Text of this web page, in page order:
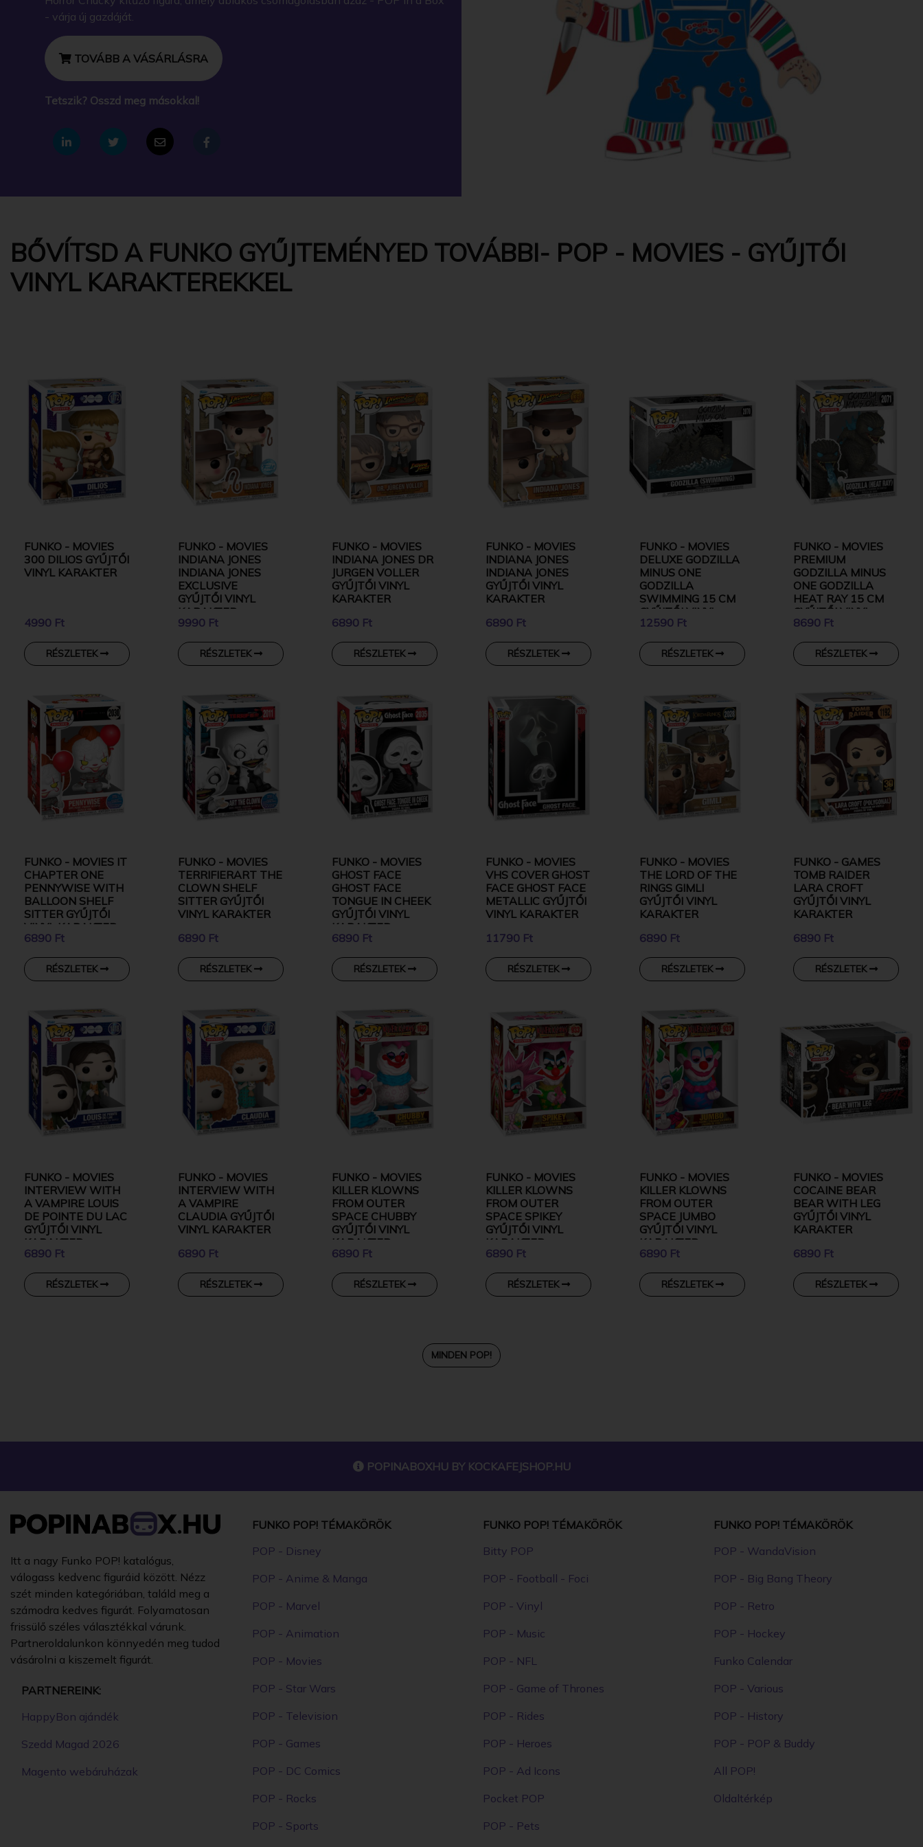
- várja új gazdáját.
TOVÁBB A VÁSÁRLÁSRA
Tetszik? Osszd meg másokkal!
BŐVÍTSD A FUNKO GYŰJTEMÉNYED TOVÁBBI- POP - MOVIES - GYŰJTŐI
VINYL KARAKTEREKKEL
FUNKO - MOVIES
300 DILIOS GYŰJTŐI
VINYL KARAKTER
4990 Ft
RÉSZLETEK
FUNKO - MOVIES
INDIANA JONES
INDIANA JONES
EXCLUSIVE
GYŰJTŐI VINYL
KARAKTER
9990 Ft
RÉSZLETEK
FUNKO - MOVIES
INDIANA JONES DR
JURGEN VOLLER
GYŰJTŐI VINYL
KARAKTER
6890 Ft
RÉSZLETEK
FUNKO - MOVIES
INDIANA JONES
INDIANA JONES
GYŰJTŐI VINYL
KARAKTER
6890 Ft
RÉSZLETEK
FUNKO - MOVIES
DELUXE GODZILLA
MINUS ONE
GODZILLA
SWIMMING 15 CM
GYŰJTŐI VINYL
KARAKTER
12590 Ft
RÉSZLETEK
FUNKO - MOVIES
PREMIUM
GODZILLA MINUS
ONE GODZILLA
HEAT RAY 15 CM
GYŰJTŐI VINYL
KARAKTER
8690 Ft
RÉSZLETEK
FUNKO - MOVIES IT
CHAPTER ONE
PENNYWISE WITH
BALLOON SHELF
SITTER GYŰJTŐI
VINYL KARAKTER
6890 Ft
RÉSZLETEK
FUNKO - MOVIES
TERRIFIERART THE
CLOWN SHELF
SITTER GYŰJTŐI
VINYL KARAKTER
6890 Ft
RÉSZLETEK
FUNKO - MOVIES
GHOST FACE
GHOST FACE
TONGUE IN CHEEK
GYŰJTŐI VINYL
KARAKTER
6890 Ft
RÉSZLETEK
FUNKO - MOVIES
VHS COVER GHOST
FACE GHOST FACE
METALLIC GYŰJTŐI
VINYL KARAKTER
11790 Ft
RÉSZLETEK
FUNKO - MOVIES
THE LORD OF THE
RINGS GIMLI
GYŰJTŐI VINYL
KARAKTER
6890 Ft
RÉSZLETEK
FUNKO - GAMES
TOMB RAIDER
LARA CROFT
GYŰJTŐI VINYL
KARAKTER
6890 Ft
RÉSZLETEK
FUNKO - MOVIES
INTERVIEW WITH
A VAMPIRE LOUIS
DE POINTE DU LAC
GYŰJTŐI VINYL
KARAKTER
6890 Ft
RÉSZLETEK
FUNKO - MOVIES
INTERVIEW WITH
A VAMPIRE
CLAUDIA GYŰJTŐI
VINYL KARAKTER
6890 Ft
RÉSZLETEK
FUNKO - MOVIES
KILLER KLOWNS
FROM OUTER
SPACE CHUBBY
GYŰJTŐI VINYL
KARAKTER
6890 Ft
RÉSZLETEK
FUNKO - MOVIES
KILLER KLOWNS
FROM OUTER
SPACE SPIKEY
GYŰJTŐI VINYL
KARAKTER
6890 Ft
RÉSZLETEK
FUNKO - MOVIES
KILLER KLOWNS
FROM OUTER
SPACE JUMBO
GYŰJTŐI VINYL
KARAKTER
6890 Ft
RÉSZLETEK
FUNKO - MOVIES
COCAINE BEAR
BEAR WITH LEG
GYŰJTŐI VINYL
KARAKTER
6890 Ft
RÉSZLETEK
MINDEN POP!
POPINABOXHU BY KOCKAFEJSHOP.HU
Itt a nagy Funko POP! katalógus,
válogass kedvenc figuráid között. Nézz
szét minden kategóriában, találd meg a
számodra kedves figurát. Folyamatosan
frissülő széles választékkal várunk.
Partneroldalunkon könnyedén meg tudod
vásárolni a kiszemelt figurát.
PARTNEREINK:
HappyBon ajándék
Szedd Magad 2026
Magento webáruházak
FUNKO POP! TÉMAKÖRÖK
POP - Disney
POP - Anime & Manga
POP - Marvel
POP - Animation
POP - Movies
POP - Star Wars
POP - Television
POP - Games
POP - DC Comics
POP - Rocks
POP - Sports
FUNKO POP! TÉMAKÖRÖK
Bitty POP
POP - Football - Foci
POP - Vinyl
POP - Music
POP - NFL
POP - Game of Thrones
POP - Rides
POP - Heroes
POP - Ad Icons
Pocket POP
POP - Pets
FUNKO POP! TÉMAKÖRÖK
POP - WandaVision
POP - Big Bang Theory
POP - Retro
POP - Hockey
Funko Calendar
POP - Various
POP - History
POP - POP & Buddy
All POP!
Oldaltérkép